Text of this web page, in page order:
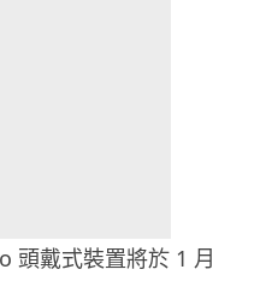
頭戴式裝置將於 1 月